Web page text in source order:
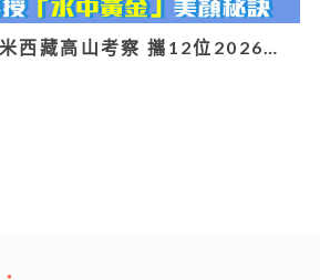
西藏高山考察 攜12位2026…